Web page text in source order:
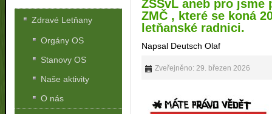
ZŠSvL aneb pro
ZMČ , které se koná
letňanské radnici.
Napsal Deutsch Olaf
Zveřejněno: 29. březen 2026
Zdravé Letňany
Orgány OS
Stanovy OS
Naše aktivity
O nás